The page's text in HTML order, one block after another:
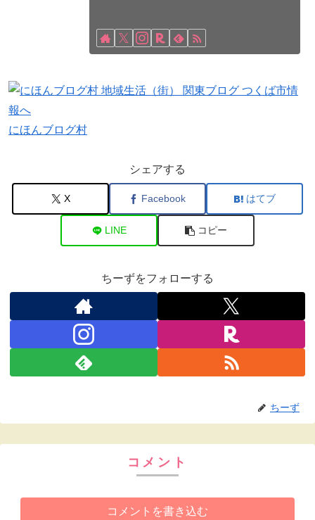
にほんブログ村
シェアする
X Facebook はてブ
LINE コピー
ちーずをフォローする
ちーず
コメント
コメントを書き込む